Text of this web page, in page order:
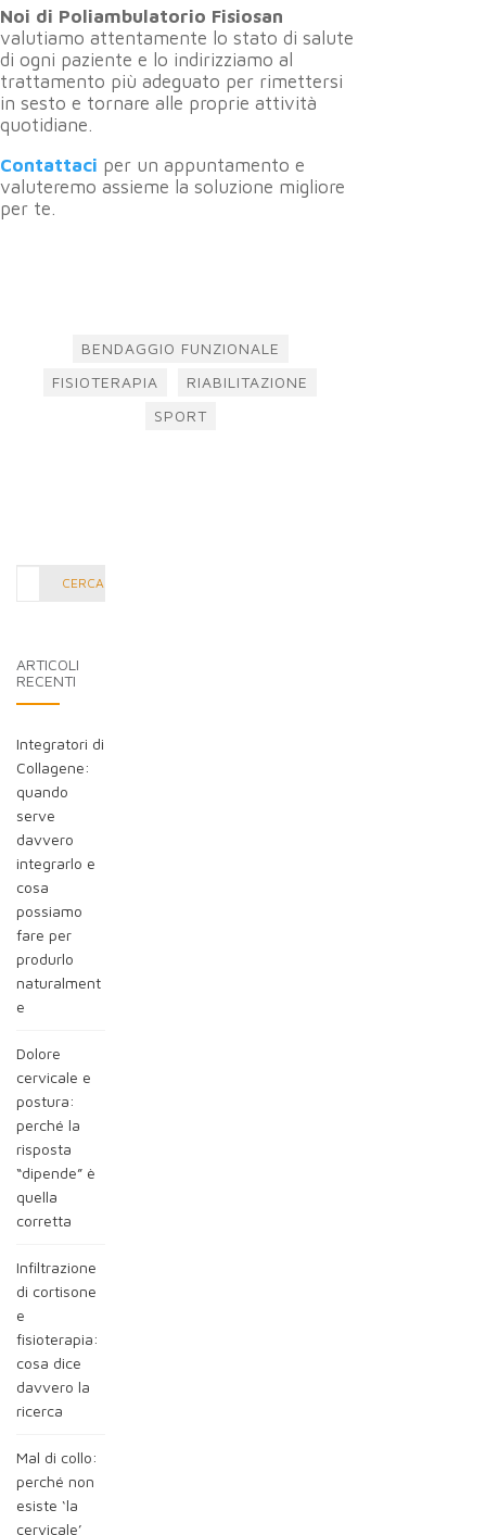
Noi di Poliambulatorio Fisiosan
valutiamo attentamente lo stato di salute
di ogni paziente e lo indirizziamo al
trattamento più adeguato per rimettersi
in sesto e tornare alle proprie attività
quotidiane.
Contattaci per un appuntamento e
valuteremo assieme la soluzione migliore
per te.
BENDAGGIO FUNZIONALE
FISIOTERAPIA
RIABILITAZIONE
SPORT
CERCA
ARTICOLI
RECENTI
Integratori di
Collagene:
quando
serve
davvero
integrarlo e
cosa
possiamo
fare per
produrlo
naturalment
e
Dolore
cervicale e
postura:
perché la
risposta
“dipende” è
quella
corretta
Infiltrazione
di cortisone
e
fisioterapia:
cosa dice
davvero la
ricerca
Mal di collo:
perché non
esiste ‘la
cervicale’